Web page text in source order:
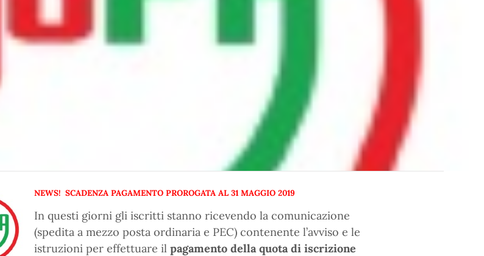
NEWS! SCADENZA PAGAMENTO PROROGATA AL 31 MAGGIO 2019
In questi giorni gli iscritti stanno ricevendo la comunicazione
(spedita a mezzo posta ordinaria e PEC) contenente l’avviso e le
istruzioni per effettuare il pagamento della quota di iscrizione